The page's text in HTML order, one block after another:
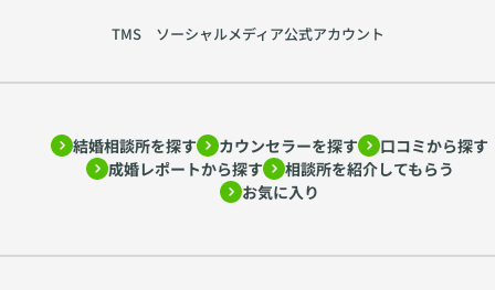
TMS ソーシャルメディア公式アカウント
結婚相談所を探す カウンセラーを探す
口コミから探す
成婚レポートから探す
相談所を紹介してもらう
お気に入り